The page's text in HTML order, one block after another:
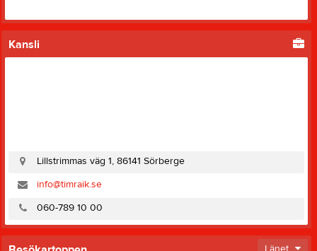
Kansli
Lillstrimmas väg 1, 86141 Sörberge
info@timraik.se
060-789 10 00